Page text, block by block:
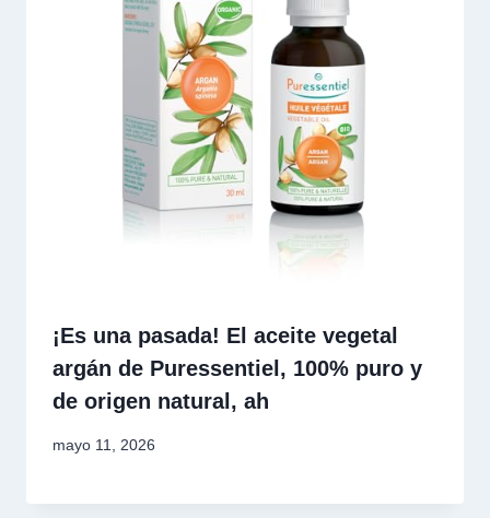
¡Es una pasada! El aceite vegetal
argán de Puressentiel, 100% puro y
de origen natural, ah
mayo 11, 2026